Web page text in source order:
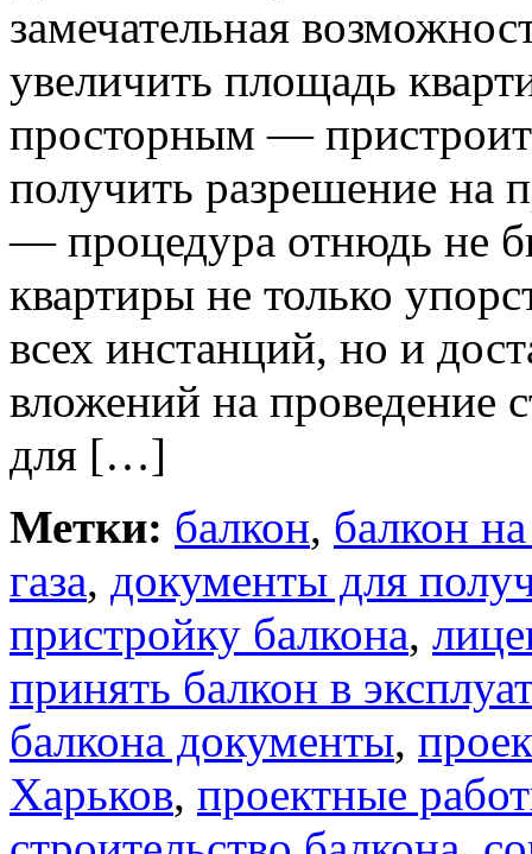
замечательная
увеличить площадь
просторным —
получить разрешение на
— процедура отнюдь не
квартиры не только
всех инстанций, но и
вложений на проведение
для […]
Метки: балкон, балкон
газа, документы для
пристройку балкона,
принять балкон в
балкона документы,
Харьков, проектные